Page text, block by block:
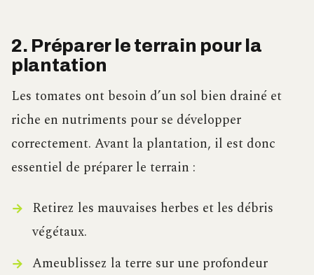
2. Préparer le terrain pour la
plantation
Les tomates ont besoin d’un sol bien drainé et
riche en nutriments pour se développer
correctement. Avant la plantation, il est donc
essentiel de préparer le terrain :
Retirez les mauvaises herbes et les débris
végétaux.
Ameublissez la terre sur une profondeur